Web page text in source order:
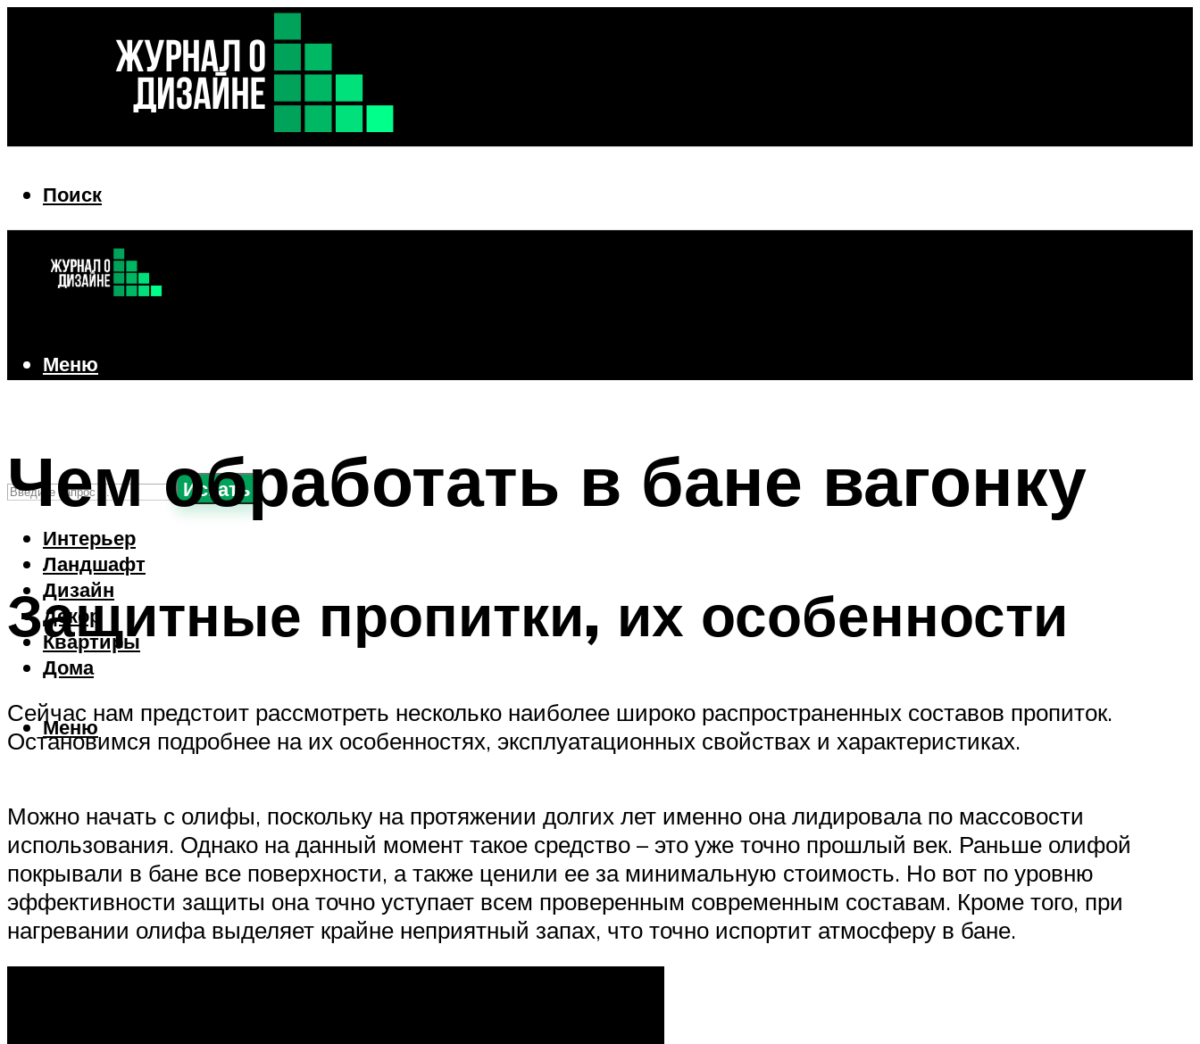
Поиск
Поиск
Искать
Интерьер
Ландшафт
Дизайн
Декор
Квартиры
Дома
Меню
Меню
Чем обработать в бане вагонку
Защитные пропитки, их особенности
Сейчас нам предстоит рассмотреть несколько наиболее широко распространенных составов пропиток.
Остановимся подробнее на их особенностях, эксплуатационных свойствах и характеристиках.
Можно начать с олифы, поскольку на протяжении долгих лет именно она лидировала по массовости
использования. Однако на данный момент такое средство – это уже точно прошлый век. Раньше олифой
покрывали в бане все поверхности, а также ценили ее за минимальную стоимость. Но вот по уровню
эффективности защиты она точно уступает всем проверенным современным составам. Кроме того, при
нагревании олифа выделяет крайне неприятный запах, что точно испортит атмосферу в бане.